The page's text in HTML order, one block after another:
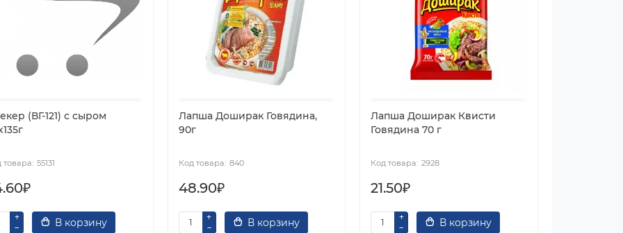
(ВГ-121) с сыром
55131
В корзину
Лапша Доширак Говядина,
90г
840
48.90₽
В корзину
Лапша Доширак Квисти
Говядина 70 г
2928
21.50₽
В корзину